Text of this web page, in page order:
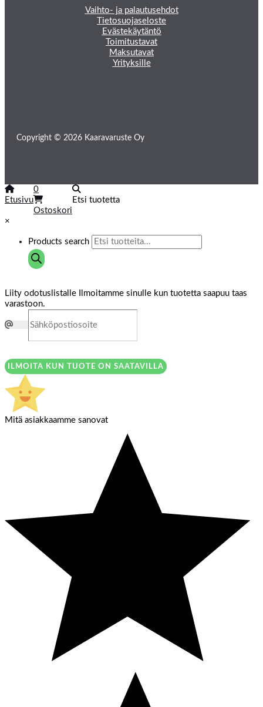
Vaihto- ja palautusehdot
Tietosuojaseloste
Evästekäytäntö
Toimitustavat
Maksutavat
Yrityksille
Copyright © 2026 Kaaravaruste Oy
Etusivu
0
Ostoskori
Etsi tuotetta
×
Products search
Liity odotuslistalle
Ilmoitamme sinulle kun tuotetta saapuu taas
varastoon.
ILMOITA KUN TUOTE ON SAATAVILLA
Mitä asiakkaamme sanovat